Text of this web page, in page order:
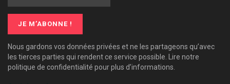
Nous gardons vos données privées et ne les partageons qu’avec
les tierces parties qui rendent ce service possible. Lire notre
politique de confidentialité pour plus d’informations.